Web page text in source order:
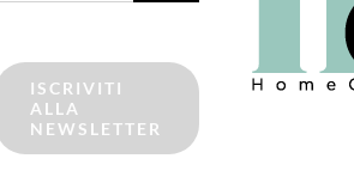
ISCRIVITI
ALLA
NEWSLETTER